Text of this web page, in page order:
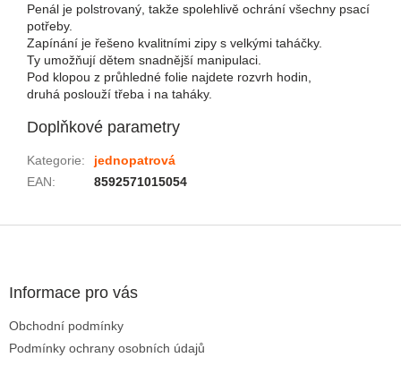
Penál je polstrovaný, takže spolehlivě ochrání všechny psací
potřeby.
Zapínání je řešeno kvalitními zipy s velkými taháčky.
Ty umožňují dětem snadnější manipulaci.
Pod klopou z průhledné folie najdete rozvrh hodin,
druhá poslouží třeba i na taháky.
Doplňkové parametry
Kategorie:
jednopatrová
EAN: 8592571015054
Informace pro vás
Obchodní podmínky
Podmínky ochrany osobních údajů